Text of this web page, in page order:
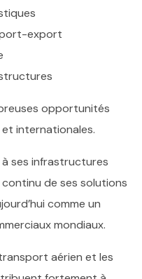
export
opportunités
internationales.
ses infrastructures
de ses solutions
comme un
mondiaux.
aérien et les